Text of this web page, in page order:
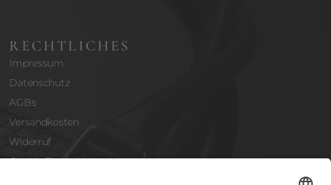
RECHTLICHES
Impressum
Datenschutz
AGBs
Versandkosten
Widerruf
Cookie-Einstellungen